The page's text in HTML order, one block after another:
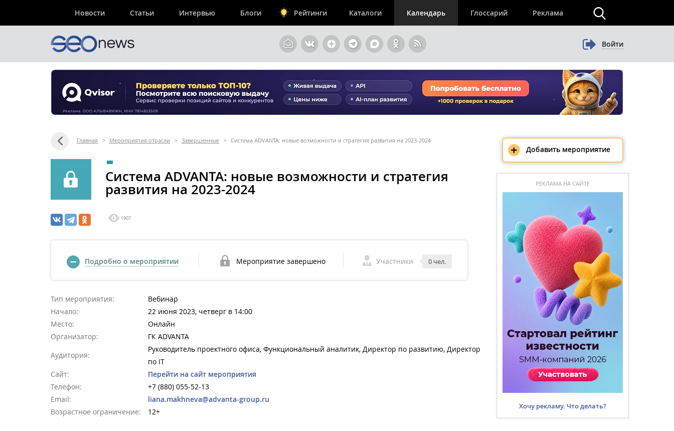
Новости Статьи Интервью Блоги Рейтинги Каталоги Календарь Глоссарий Реклама
Войти
Главная > Мероприятия отрасли > Завершенные > Система ADVANTA: новые возможности и стратегия развития на 2023-2024
Система ADVANTA: новые возможности и стратегия
развития на 2023-2024
1907
Подробно о мероприятии Мероприятие завершено Участники 0 чел.
Тип мероприятия:
Вебинар
Начало:
22 июня 2023, четверг в 14:00
Место:
Онлайн
Организатор:
ГК ADVANTA
Аудитория:
Руководитель проектного офиса, Функциональный аналитик, Директор по развитию, Директор
по IT
Сайт:
Перейти на сайт мероприятия
Телефон:
+7 (880) 055-52-13
Email:
liana.makhneva@advanta-group.ru
Возрастное ограничение:
12+
+ Добавить мероприятие
РЕКЛАМА НА САЙТЕ
Хочу рекламу. Что делать?